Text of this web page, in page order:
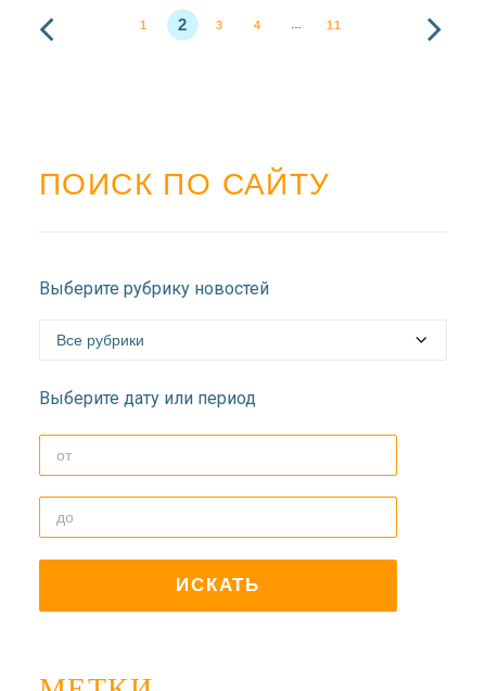
1 2 3 4 … 11
ПОИСК ПО САЙТУ
Выберите рубрику новостей
Выберите дату или период